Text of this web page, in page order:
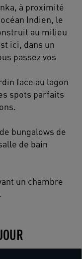
à proximité
Indien, le
au milieu
ici, dans un
passez vos
face au lagon
spots parfaits
bungalows de
de bain
un chambre